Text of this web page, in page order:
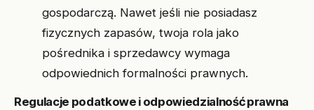
gospodarczą. Nawet jeśli nie posiadasz
fizycznych zapasów, twoja rola jako
pośrednika i sprzedawcy wymaga
odpowiednich formalności prawnych.
Regulacje podatkowe i odpowiedzialność prawna